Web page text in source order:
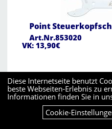
Point
Art.Nr.853020
VK: 13,90€
Diese Internetseite benutzt
beste Webseiten-Erlebnis zu
Informationen finden Sie in
Cookie-